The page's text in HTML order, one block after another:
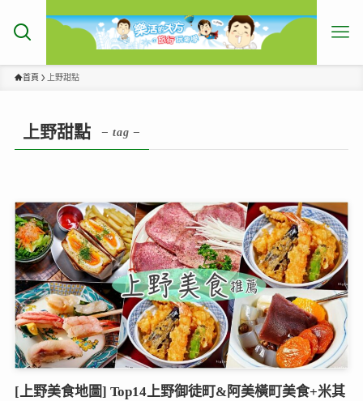
首頁 上野甜點
上野甜點 – tag –
[上野美食地圖] Top14上野御徒町&阿美橫町美食+米其